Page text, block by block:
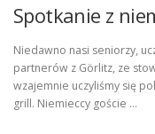
Spotkanie z
Niedawno nasi seniorzy,
partnerów z Görlitz, ze
wzajemnie uczyliśmy się
grill. Niemieccy goście …